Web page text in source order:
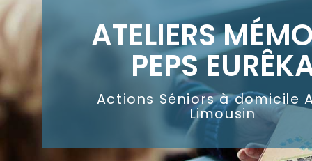
ATELIERS
PEPS
Actions Séniors à domicile
Limousin